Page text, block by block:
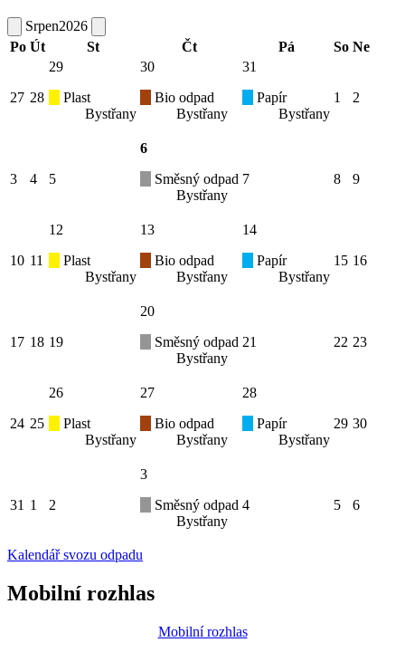
Srpen2026
Po Út St Čt Pá So Ne
27 28
29
Plast
Bystřany
30
Bio odpad
Bystřany
31
Papír
Bystřany
1 2
3 4 5
6
Směsný odpad
Bystřany
7 8 9
10 11
12
Plast
Bystřany
13
Bio odpad
Bystřany
14
Papír
Bystřany
15 16
17 18 19
20
Směsný odpad
Bystřany
21 22 23
24 25
26
Plast
Bystřany
27
Bio odpad
Bystřany
28
Papír
Bystřany
29 30
31 1 2
3
Směsný odpad
Bystřany
4 5 6
Kalendář svozu odpadu
Mobilní rozhlas
Mobilní rozhlas